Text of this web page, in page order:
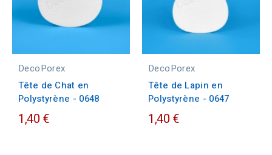
DecoPorex
Tête de Chat en
Polystyrène - 0648
1,40 €
DecoPorex
Tête de Lapin en
Polystyrène - 0647
1,40 €